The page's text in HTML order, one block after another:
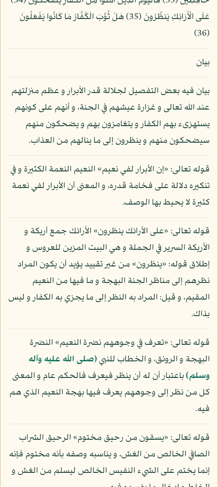
عَلَى الْأَرَائِكِ يَنظُرُونَ (35) هَلْ ثُوِّبَ الْكُفَّارُ مَا كَانُوا يَفْعَلُونَ
(36)
بيان
بيان فيه بعض التفصيل لجلالة قدر الأبرار و عظم منزلتهم
عند الله تعالى و غزارة عيشهم في الجنة، و أنهم على كونهم
يستهزىء بهم الكفار و يتغامزون بهم و يضحكون منهم
سيضحكون منهم و ينظرون إلى ما ينالهم من العذاب.
قوله تعالى: «إن الأبرار لفي نعيم» النعيم النعمة الكثيرة و في
تنكيره دلالة على فخامة قدره، و المعنى أن الأبرار لفي نعمة
كثيرة لا يحيط بها الوصف.
قوله تعالى: «على الأرائك ينظرون» الأرائك جمع أريكة و
الأريكة السرير في الجملة و هي البيت المزين للعروس و
إطلاق قوله: «ينظرون» من غير تقييد يؤيد أن يكون المراد
نظرهم إلى مناظر الجنة البهجة و ما فيها من النعيم
المقيم، و قيل: المراد به النظر إلى ما يجزي به الكفار و ليس
بذاك.
قوله تعالى: «تعرف في وجوههم نضرة النعيم» النضرة
البهجة و الرونق، و الخطاب للنبي(صلى الله عليه وآله
وسلم)باعتبار أن له أن ينظر فيعرف فالحكم عام و المعنى
كل من نظر إلى وجوههم يعرف فيها بهجة النعيم الذي هم
فيه.
قوله تعالى: «يسقون من رحيق مختوم» الرحيق الشراب
الصافي الخالص من الغش، و يناسبه وصفه بأنه مختوم فإنه
إنما يختم على الشيء النفيس الخالص ليسلم من الغش و